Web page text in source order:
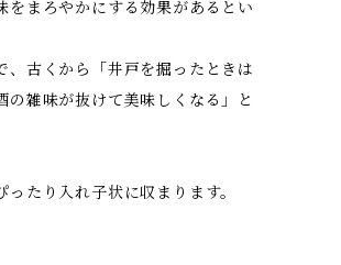
をまろやかにする効果があるとい
古くから「井戸を掘ったときは
雑味が抜けて美味しくなる」と
たり入れ子状に収まります。